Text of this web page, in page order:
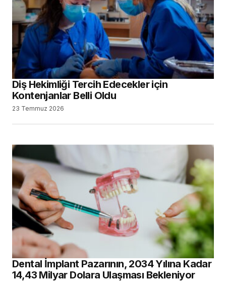
Diş Hekimliği Tercih Edecekler için
Kontenjanlar Belli Oldu
23 Temmuz 2026
Dental İmplant Pazarının, 2034 Yılına Kadar
14,43 Milyar Dolara Ulaşması Bekleniyor